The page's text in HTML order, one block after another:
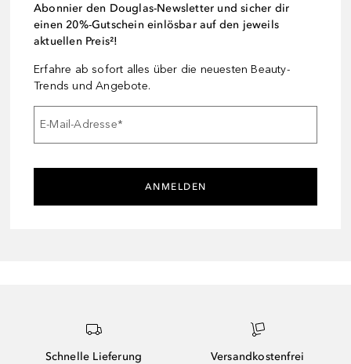
Abonnier den Douglas-Newsletter und sicher dir
einen 20%-Gutschein einlösbar auf den jeweils
aktuellen Preis²!
Erfahre ab sofort alles über die neuesten Beauty-
Trends und Angebote.
E-Mail-Adresse*
ANMELDEN
Schnelle Lieferung
Versandkostenfrei